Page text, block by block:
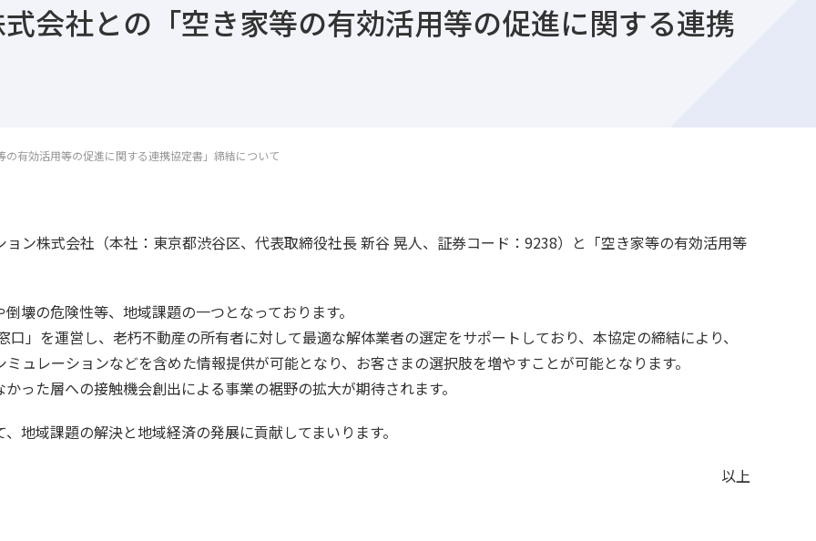
会社との「空き家等の有効活用等の促進に関する連携
有効活用等の促進に関する連携協定書」締結について
株式会社（本社：東京都渋谷区、代表取締役社長 新谷 晃人、証券コード：9238）と「空き家等の有効活用等
の危険性等、地域課題の一つとなっております。
」を運営し、老朽不動産の所有者に対して最適な解体業者の選定をサポートしており、本協定の締結により、
ュレーションなどを含めた情報提供が可能となり、お客さまの選択肢を増やすことが可能となります。
った層への接触機会創出による事業の裾野の拡大が期待されます。
域課題の解決と地域経済の発展に貢献してまいります。
以上